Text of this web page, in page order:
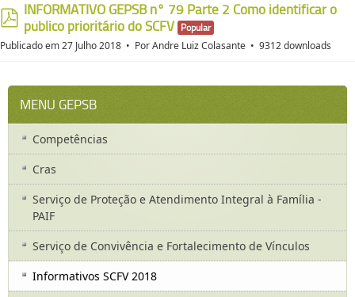
pdf
INFORMATIVO GEPSB n° 79 Parte 2 Como identificar o
público prioritário do SCFV
Popular
Publicado em 27 Julho 2018 PorAndre Luiz Colasante 9312 downloads
MENU GEPSB
Competências
Cras
Serviço de Proteção e Atendimento Integral à Família -
PAIF
Serviço de Convivência e Fortalecimento de Vínculos
Informativos SCFV 2018